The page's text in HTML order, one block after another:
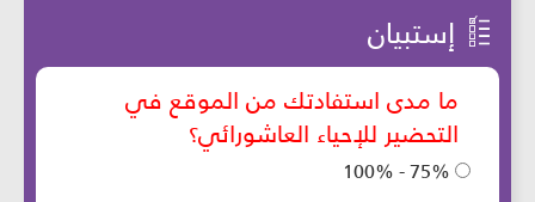
إستبيان